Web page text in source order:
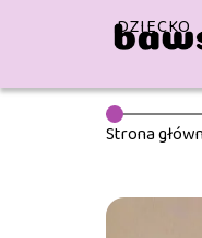
DZIECKO
Strona